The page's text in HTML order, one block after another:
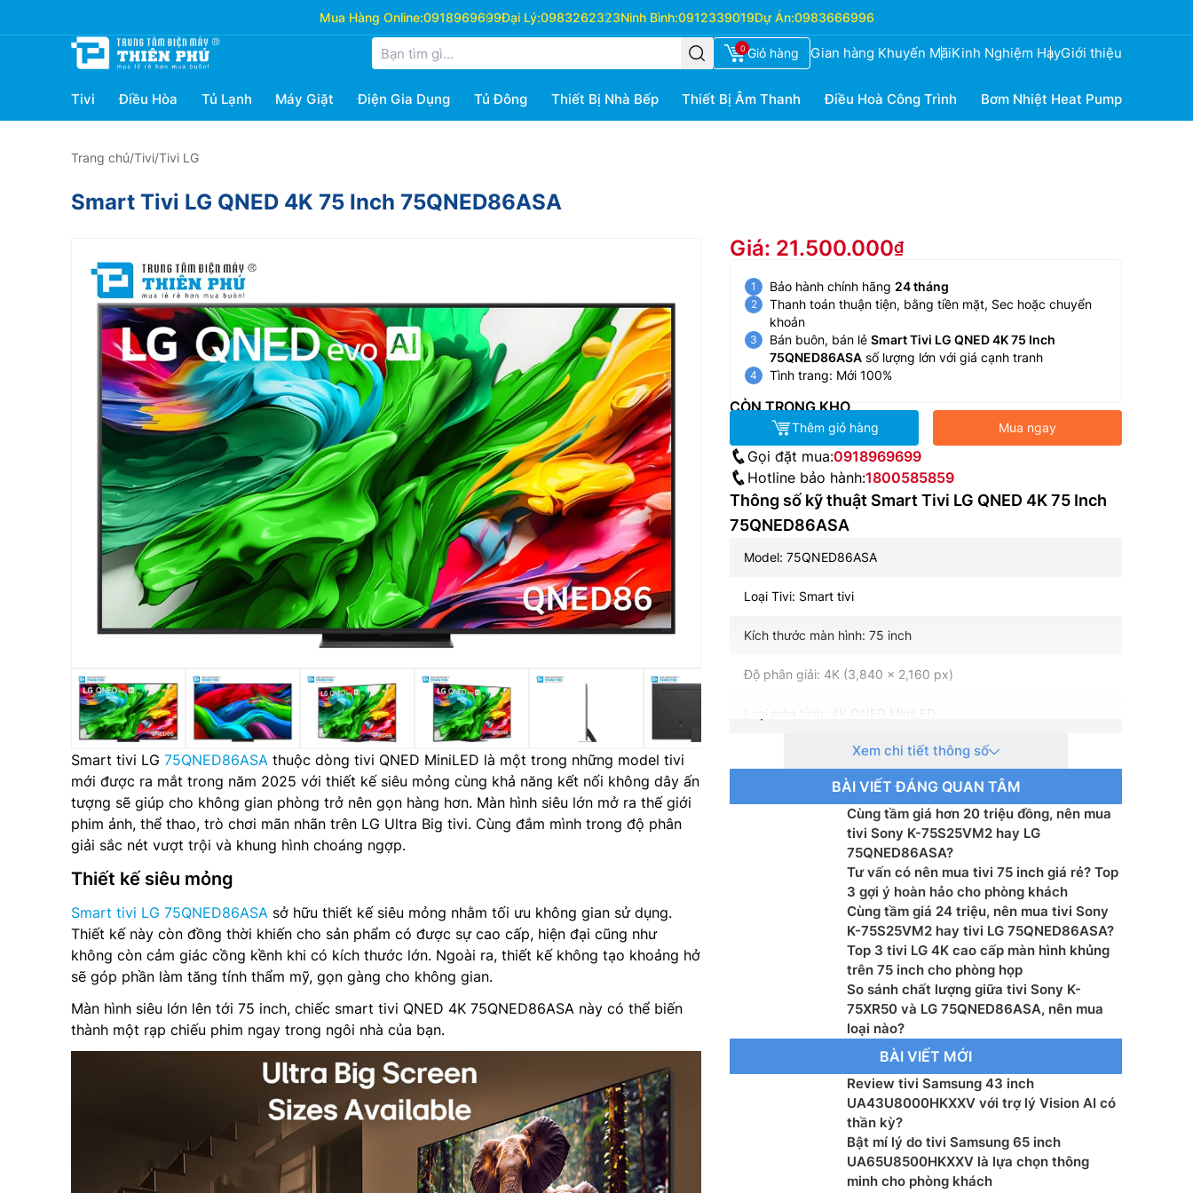
Mua Hàng Online:0918969699Đại Lý:0983262323Ninh Bình:0912339019Dự Án:0983666996
0 Giỏ hàng Gian hàng Khuyến MãiKinh Nghiệm HayGiới thiệu
Tivi Điều Hòa Tủ Lạnh Máy Giặt Điện Gia Dụng Tủ Đông Thiết Bị Nhà Bếp Thiết Bị Âm Thanh Điều Hoà Công Trình Bơm Nhiệt Heat Pump
Trang chủ/Tivi/Tivi LG
Smart Tivi LG QNED 4K 75 Inch 75QNED86ASA
Smart tivi LG 75QNED86ASA thuộc dòng tivi QNED MiniLED là một trong những model tivi
mới được ra mắt trong năm 2025 với thiết kế siêu mỏng cùng khả năng kết nối không dây ấn
tượng sẽ giúp cho không gian phòng trở nên gọn hàng hơn. Màn hình siêu lớn mở ra thế giới
phim ảnh, thể thao, trò chơi mãn nhãn trên LG Ultra Big tivi. Cùng đắm mình trong độ phân
giải sắc nét vượt trội và khung hình choáng ngợp.
Thiết kế siêu mỏng
Smart tivi LG 75QNED86ASA sở hữu thiết kế siêu mỏng nhằm tối ưu không gian sử dụng.
Thiết kế này còn đồng thời khiến cho sản phẩm có được sự cao cấp, hiện đại cũng như
không còn cảm giác cồng kềnh khi có kích thước lớn. Ngoài ra, thiết kế không tạo khoảng hở
sẽ góp phần làm tăng tính thẩm mỹ, gọn gàng cho không gian.
Màn hình siêu lớn lên tới 75 inch, chiếc smart tivi QNED 4K 75QNED86ASA này có thể biến
thành một rạp chiếu phim ngay trong ngôi nhà của bạn.
Giá: 21.500.000
Bảo hành chính hãng 24 tháng
Thanh toán thuận tiện, bằng tiền mặt, Sec hoặc chuyển
khoản
Bán buôn, bán lẻ Smart Tivi LG QNED 4K 75 Inch
75QNED86ASA số lượng lớn với giá cạnh tranh
Tình trang: Mới 100%
CÒN TRONG KHO
Thêm giỏ hàng Mua ngay
Gọi đặt mua:0918969699
Hotline bảo hành:1800585859
Thông số kỹ thuật Smart Tivi LG QNED 4K 75 Inch
75QNED86ASA
Model: 75QNED86ASA
Loại Tivi: Smart tivi
Kích thước màn hình: 75 inch
Độ phân giải: 4K (3,840 x 2,160 px)
Loại màn hình: 4K QNED MiniLED
Loại đèn nền: Mini LED
Tần số quét: 120Hz Cơ bản
HFR (High Frame Rate): 4K 120 fps (HDMI)
Phản hồi trò chơi tức thì VRR: Có (lên tới 144Hz)
Hệ điều hành – Giao diện: WebOS 25
Bộ xử lý: AI alpha 8 Gen2
Tổng công suất loa: 20 W
Hệ thống loa: 2.0 Kênh
AI Sound: α8 AI Sound Pro (Virtual 9.1.2 Up-mix)
Tìm kiếm bằng giọng nói: Có
Chia sẻ màn hình: Google Cast™, Apple AirPlay 2
Truyền thanh Kỹ thuật số: DVB-T2 (*VN: DVB-T2C)
Xem chi tiết thông số
BÀI VIẾT ĐÁNG QUAN TÂM
Cùng tầm giá hơn 20 triệu đồng, nên mua
tivi Sony K-75S25VM2 hay LG
75QNED86ASA?
Tư vấn có nên mua tivi 75 inch giá rẻ? Top
3 gợi ý hoàn hảo cho phòng khách
Cùng tầm giá 24 triệu, nên mua tivi Sony
K-75S25VM2 hay tivi LG 75QNED86ASA?
Top 3 tivi LG 4K cao cấp màn hình khủng
trên 75 inch cho phòng họp
So sánh chất lượng giữa tivi Sony K-
75XR50 và LG 75QNED86ASA, nên mua
loại nào?
BÀI VIẾT MỚI
Review tivi Samsung 43 inch
UA43U8000HKXXV với trợ lý Vision AI có
thần kỳ?
Bật mí lý do tivi Samsung 65 inch
UA65U8500HKXXV là lựa chọn thông
minh cho phòng khách